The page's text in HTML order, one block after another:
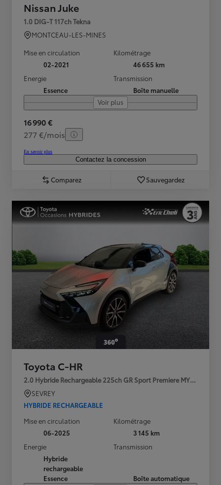
Nissan Juke
1.0 DIG-T 117ch Tekna
MONTCEAU-LES-MINES
Mise en circulation
02-2021
Kilométrage
46 655 km
Energie
Essence
Transmission
Boîte manuelle
Voir plus
16 990 €
277 €/mois
En savoir plus
Contactez la concession
Comparez Sauvegardez
Toyota C-HR
2.0 Hybride Rechargeable 225ch GR Sport Premiere MY25
SEVREY
HYBRIDE RECHARGEABLE
Mise en circulation
06-2025
Kilométrage
3 145 km
Energie
Hybride
rechargeable
Essence
Transmission
Boîte automatique